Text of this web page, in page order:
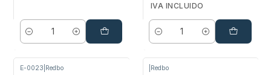
Cantidad
IVA INCLUIDO
Cantidad
E-0023 Redbo Redbo